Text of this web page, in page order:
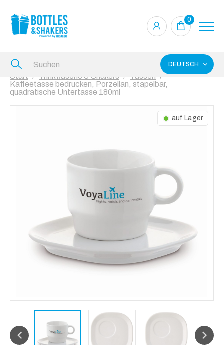
0
DEUTSCH
Start Trinkflasche & Shakers
Tassen
Kaffeetasse bedrucken, Porzellan, stapelbar,
quadratische Untertasse 180ml
auf Lager